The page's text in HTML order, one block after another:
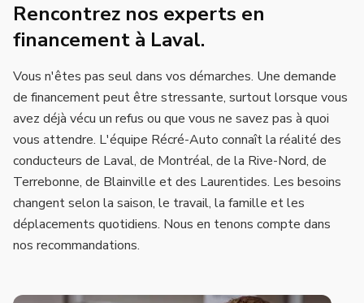
Rencontrez nos experts en
financement à Laval.
Vous n'êtes pas seul dans vos démarches. Une demande
de financement peut être stressante, surtout lorsque vous
avez déjà vécu un refus ou que vous ne savez pas à quoi
vous attendre. L'équipe Récré-Auto connaît la réalité des
conducteurs de Laval, de Montréal, de la Rive-Nord, de
Terrebonne, de Blainville et des Laurentides. Les besoins
changent selon la saison, le travail, la famille et les
déplacements quotidiens. Nous en tenons compte dans
nos recommandations.